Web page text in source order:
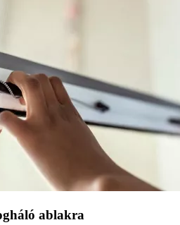
ablakra